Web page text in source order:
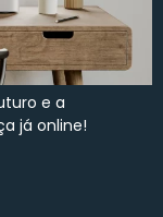
e a
já online!